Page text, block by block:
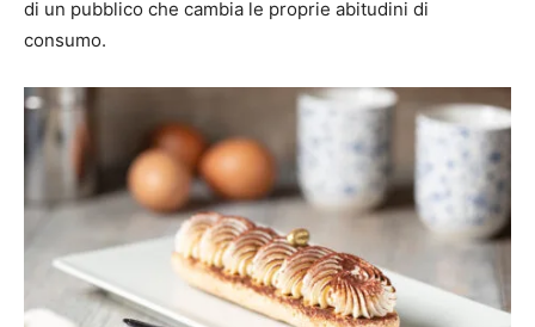
di un pubblico che cambia le proprie abitudini di
consumo.